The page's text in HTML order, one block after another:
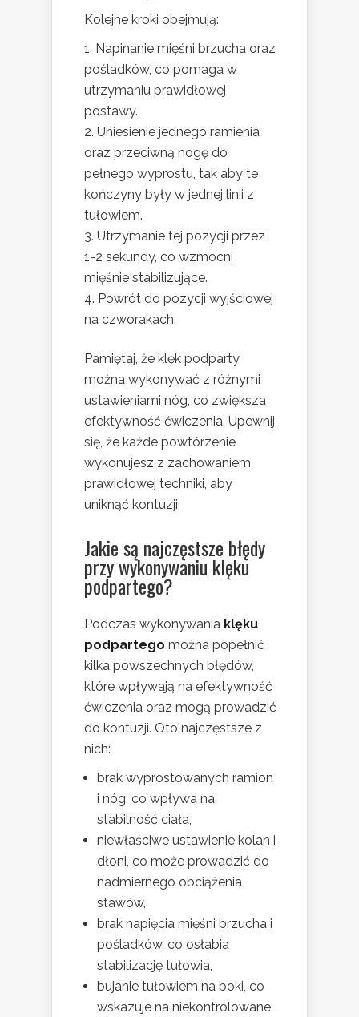
Kolejne kroki obejmują:
Napinanie mięśni brzucha oraz
pośladków, co pomaga w
utrzymaniu prawidłowej
postawy.
Uniesienie jednego ramienia
oraz przeciwną nogę do
pełnego wyprostu, tak aby te
kończyny były w jednej linii z
tułowiem.
Utrzymanie tej pozycji przez
1-2 sekundy, co wzmocni
mięśnie stabilizujące.
Powrót do pozycji wyjściowej
na czworakach.
Pamiętaj, że klęk podparty
można wykonywać z różnymi
ustawieniami nóg, co zwiększa
efektywność ćwiczenia. Upewnij
się, że każde powtórzenie
wykonujesz z zachowaniem
prawidłowej techniki, aby
uniknąć kontuzji.
Jakie są najczęstsze błędy
przy wykonywaniu klęku
podpartego?
Podczas wykonywania klęku
podpartego można popełnić
kilka powszechnych błędów,
które wpływają na efektywność
ćwiczenia oraz mogą prowadzić
do kontuzji. Oto najczęstsze z
nich:
brak wyprostowanych ramion
i nóg, co wpływa na
stabilność ciała,
niewłaściwe ustawienie kolan i
dłoni, co może prowadzić do
nadmiernego obciążenia
stawów,
brak napięcia mięśni brzucha i
pośladków, co osłabia
stabilizację tułowia,
bujanie tułowiem na boki, co
wskazuje na niekontrolowane